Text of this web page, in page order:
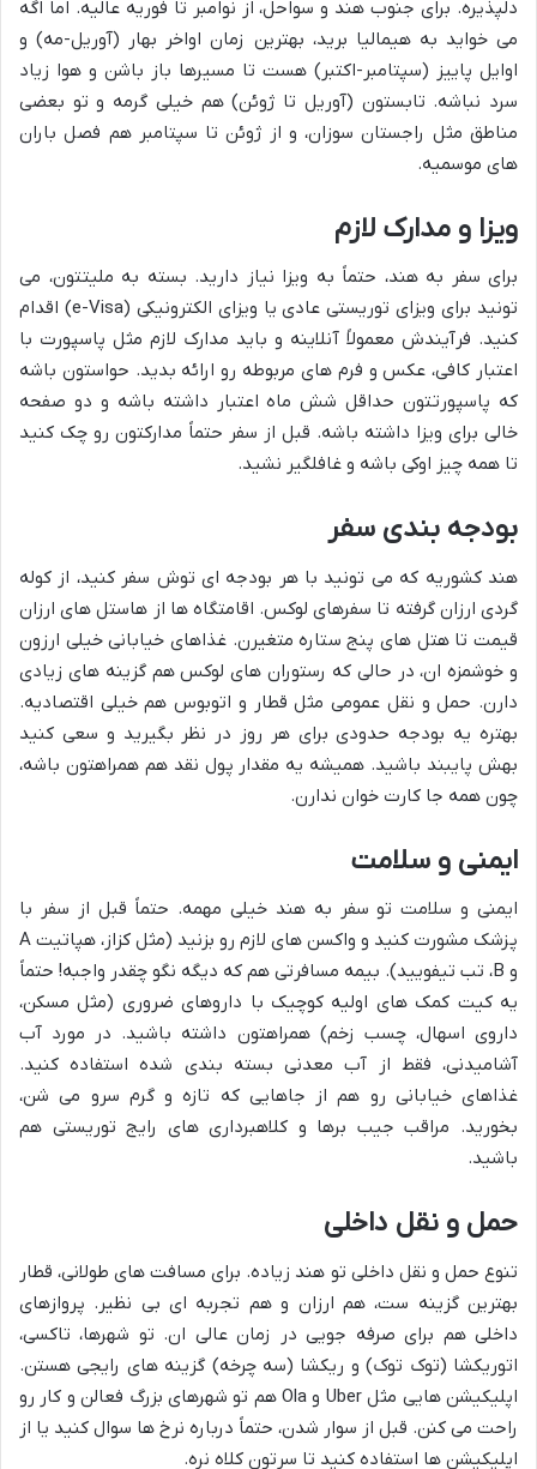
دلپذیره. برای جنوب هند و سواحل، از نوامبر تا فوریه عالیه. اما اگه
می خواید به هیمالیا برید، بهترین زمان اواخر بهار (آوریل-مه) و
اوایل پاییز (سپتامبر-اکتبر) هست تا مسیرها باز باشن و هوا زیاد
سرد نباشه. تابستون (آوریل تا ژوئن) هم خیلی گرمه و تو بعضی
مناطق مثل راجستان سوزان، و از ژوئن تا سپتامبر هم فصل باران
های موسمیه.
ویزا و مدارک لازم
برای سفر به هند، حتماً به ویزا نیاز دارید. بسته به ملیتتون، می
تونید برای ویزای توریستی عادی یا ویزای الکترونیکی (e-Visa) اقدام
کنید. فرآیندش معمولاً آنلاینه و باید مدارک لازم مثل پاسپورت با
اعتبار کافی، عکس و فرم های مربوطه رو ارائه بدید. حواستون باشه
که پاسپورتتون حداقل شش ماه اعتبار داشته باشه و دو صفحه
خالی برای ویزا داشته باشه. قبل از سفر حتماً مدارکتون رو چک کنید
تا همه چیز اوکی باشه و غافلگیر نشید.
بودجه بندی سفر
هند کشوریه که می تونید با هر بودجه ای توش سفر کنید، از کوله
گردی ارزان گرفته تا سفرهای لوکس. اقامتگاه ها از هاستل های ارزان
قیمت تا هتل های پنج ستاره متغیرن. غذاهای خیابانی خیلی ارزون
و خوشمزه ان، در حالی که رستوران های لوکس هم گزینه های زیادی
دارن. حمل و نقل عمومی مثل قطار و اتوبوس هم خیلی اقتصادیه.
بهتره یه بودجه حدودی برای هر روز در نظر بگیرید و سعی کنید
بهش پایبند باشید. همیشه یه مقدار پول نقد هم همراهتون باشه،
چون همه جا کارت خوان ندارن.
ایمنی و سلامت
ایمنی و سلامت تو سفر به هند خیلی مهمه. حتماً قبل از سفر با
پزشک مشورت کنید و واکسن های لازم رو بزنید (مثل کزاز، هپاتیت A
و B، تب تیفویید). بیمه مسافرتی هم که دیگه نگو چقدر واجبه! حتماً
یه کیت کمک های اولیه کوچیک با داروهای ضروری (مثل مسکن،
داروی اسهال، چسب زخم) همراهتون داشته باشید. در مورد آب
آشامیدنی، فقط از آب معدنی بسته بندی شده استفاده کنید.
غذاهای خیابانی رو هم از جاهایی که تازه و گرم سرو می شن،
بخورید. مراقب جیب برها و کلاهبرداری های رایج توریستی هم
باشید.
حمل و نقل داخلی
تنوع حمل و نقل داخلی تو هند زیاده. برای مسافت های طولانی، قطار
بهترین گزینه ست، هم ارزان و هم تجربه ای بی نظیر. پروازهای
داخلی هم برای صرفه جویی در زمان عالی ان. تو شهرها، تاکسی،
اتوریکشا (توک توک) و ریکشا (سه چرخه) گزینه های رایجی هستن.
اپلیکیشن هایی مثل Uber و Ola هم تو شهرهای بزرگ فعالن و کار رو
راحت می کنن. قبل از سوار شدن، حتماً درباره نرخ ها سوال کنید یا از
اپلیکیشن ها استفاده کنید تا سرتون کلاه نره.